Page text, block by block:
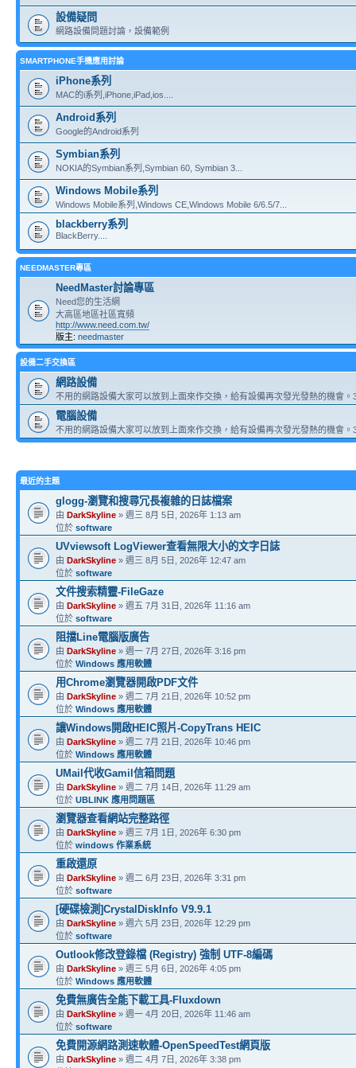
設備疑問
網路設備問題討論，設備範例
SMARTPHONE手機應用討論
iPhone系列
MAC的i系列,iPhone,iPad,ios....
Android系列
Google的Android系列
Symbian系列
NOKIA的Symbian系列,Symbian 60, Symbian 3...
Windows Mobile系列
Windows Mobile系列,Windows CE,Windows Mobile 6/6.5/7...
blackberry系列
BlackBerry....
NEEDMASTER專區
NeedMaster討論專區
Need您的生活網
大高區地區社區寬頻
http://www.need.com.tw/
版主: needmaster
設備二手交換區
網路設備
不用的網路設備大家可以放到上面來作交換，給有設備再次發光發熱的機會。
電腦設備
不用的網路設備大家可以放到上面來作交換，給有設備再次發光發熱的機會。
最近的主題
glogg-瀏覽和搜尋冗長複雜的日誌檔案
由 DarkSkyline » 週三 8月 5日, 2026年 1:13 am
位於 software
UVviewsoft LogViewer查看無限大小的文字日誌
由 DarkSkyline » 週三 8月 5日, 2026年 12:47 am
位於 software
文件搜索精靈-FileGaze
由 DarkSkyline » 週五 7月 31日, 2026年 11:16 am
位於 software
阻擋Line電腦版廣告
由 DarkSkyline » 週一 7月 27日, 2026年 3:16 pm
位於 Windows 應用軟體
用Chrome瀏覽器開啟PDF文件
由 DarkSkyline » 週二 7月 21日, 2026年 10:52 pm
位於 Windows 應用軟體
讓Windows開啟HEIC照片-CopyTrans HEIC
由 DarkSkyline » 週二 7月 21日, 2026年 10:46 pm
位於 Windows 應用軟體
UMail代收Gamil信箱問題
由 DarkSkyline » 週二 7月 14日, 2026年 11:29 am
位於 UBLINK 應用問題區
瀏覽器查看網站完整路徑
由 DarkSkyline » 週三 7月 1日, 2026年 6:30 pm
位於 windows 作業系統
重啟還原
由 DarkSkyline » 週二 6月 23日, 2026年 3:31 pm
位於 software
[硬碟檢測]CrystalDiskInfo V9.9.1
由 DarkSkyline » 週六 5月 23日, 2026年 12:29 pm
位於 software
Outlook修改登錄檔 (Registry) 強制 UTF-8編碼
由 DarkSkyline » 週三 5月 6日, 2026年 4:05 pm
位於 Windows 應用軟體
免費無廣告全能下載工具-Fluxdown
由 DarkSkyline » 週一 4月 20日, 2026年 11:46 am
位於 software
免費開源網路測速軟體-OpenSpeedTest網頁版
由 DarkSkyline » 週二 4月 7日, 2026年 3:38 pm